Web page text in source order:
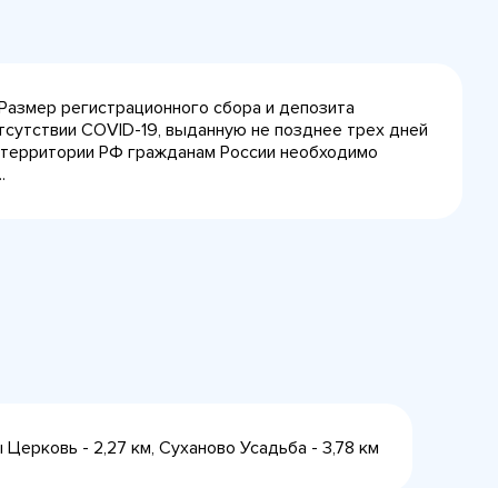
регистрационного сбора и депозита
COVID-19, выданную не позднее трех дней
РФ гражданам России необходимо
- 2,27 км, Суханово Усадьба - 3,78 км